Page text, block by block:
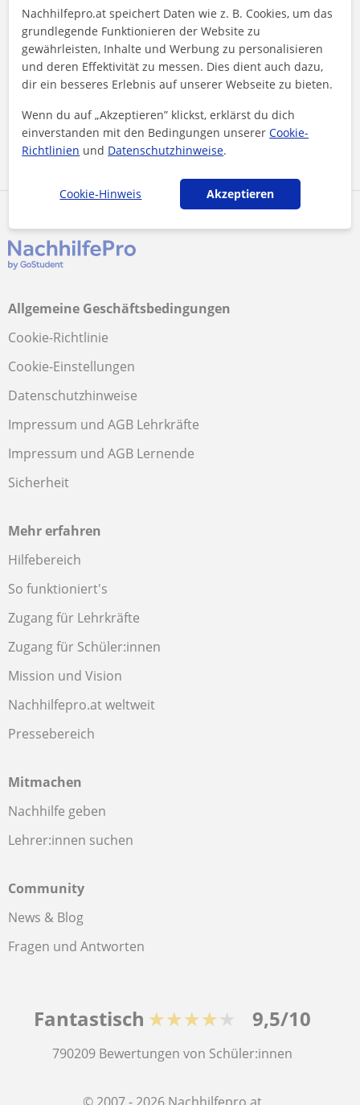
Deutsch als Fremdsprache Nachhilfe
Französisch Nachhilfe
Angewandte Mathematik Nachhilfe
Biologie Nachhilfe
Italienisch Nachhilfe
Chemie Nachhilfe
Allgemeine Geschäftsbedingungen
Cookie-Richtlinie
Cookie-Einstellungen
Datenschutzhinweise
Impressum und AGB Lehrkräfte
Impressum und AGB Lernende
Sicherheit
Mehr erfahren
Hilfebereich
So funktioniert's
Zugang für Lehrkräfte
Zugang für Schüler:innen
Mission und Vision
Nachhilfepro.at weltweit
Pressebereich
Mitmachen
Nachhilfe geben
Lehrer:innen suchen
Community
News & Blog
Fragen und Antworten
Fantastisch ★★★★★ 9,5/10
790209 Bewertungen von Schüler:innen
Nachhilfepro.at speichert Daten wie z. B. Cookies, um das
grundlegende Funktionieren der Website zu
gewährleisten, Inhalte und Werbung zu personalisieren
und deren Effektivität zu messen. Dies dient auch dazu,
dir ein besseres Erlebnis auf unserer Webseite zu bieten.
Wenn du auf „Akzeptieren” klickst, erklärst du dich
einverstanden mit den Bedingungen unsererCookie-
Richtlinien und Datenschutzhinweise.
Cookie-Hinweis Akzeptieren